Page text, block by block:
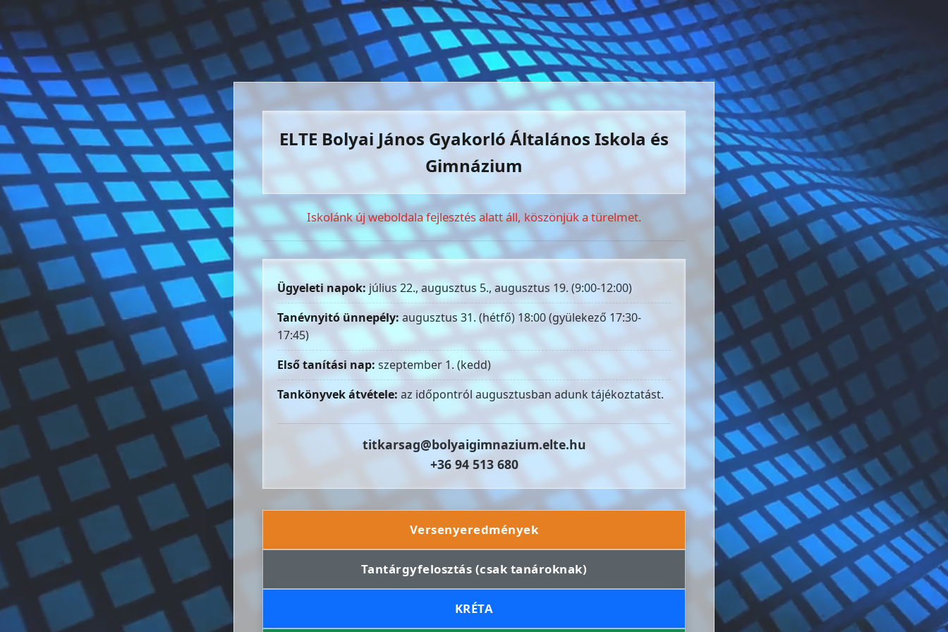
ELTE Bolyai János Gyakorló Általános Iskola és
Gimnázium
Iskolánk új weboldala fejlesztés alatt áll, köszönjük a türelmet.
Ügyeleti napok:július 22., augusztus 5., augusztus 19. (9:00-12:00)
Tanévnyitó ünnepély:augusztus 31. (hétfő) 18:00 (gyülekező 17:30-
17:45)
Első tanítási nap:szeptember 1. (kedd)
Tankönyvek átvétele: az időpontról augusztusban adunk tájékoztatást.
titkarsag@bolyaigimnazium.elte.hu
+36 94 513 680
Versenyeredmények
Tantárgyfelosztás (csak tanároknak)
KRÉTA